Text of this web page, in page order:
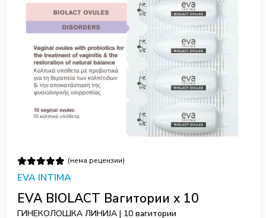
(нема рецензии)
EVA INTIMA
EVA BIOLACT Вагитории x 10
ГИНЕКОЛОШКА ЛИНИЈА | 10 вагитории